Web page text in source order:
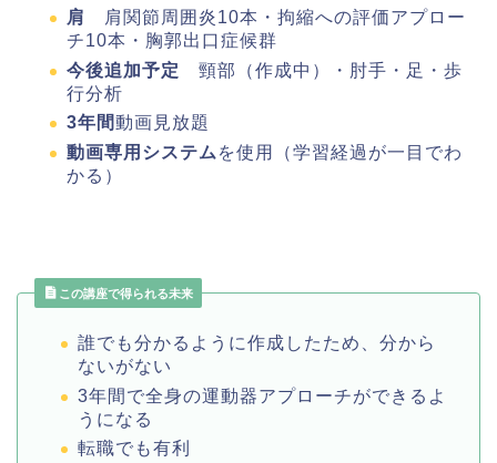
肩
肩関節周囲炎10本・拘縮への評価アプロー
チ10本・胸郭出口症候群
今後追加予定
頸部（作成中）・肘手・足・歩
行分析
3年間動画見放題
動画専用システム を使用（学習経過が一目でわ
かる）
この講座で得られる未来
誰でも分かるように作成したため、分から
ないがない
3年間で全身の運動器アプローチができるよ
うになる
転職でも有利